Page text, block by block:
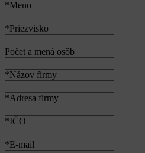
*Meno
*Priezvisko
Počet a mená osôb
*Názov firmy
*Adresa firmy
*IČO
*E-mail